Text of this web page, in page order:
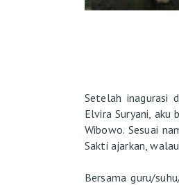
Setelah inagurasi
Elvira Suryani, aku
Wibowo. Sesuai
Sakti ajarkan,
Bersama guru/